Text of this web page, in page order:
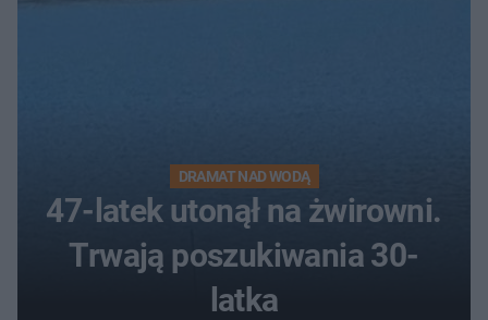
DRAMAT NAD WODĄ
47-latek utonął na żwirowni.
Trwają poszukiwania 30-
latka